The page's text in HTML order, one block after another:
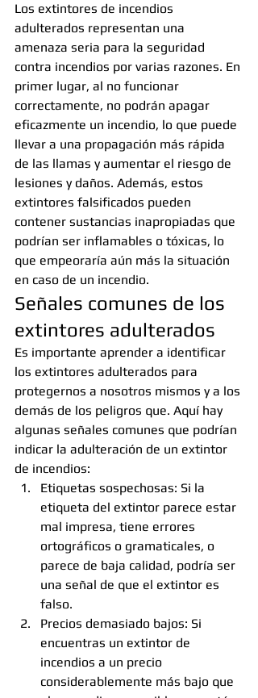
Los extintores de incendios
adulterados representan una
amenaza seria para la seguridad
contra incendios por varias razones. En
primer lugar, al no funcionar
correctamente, no podrán apagar
eficazmente un incendio, lo que puede
llevar a una propagación más rápida
de las llamas y aumentar el riesgo de
lesiones y daños. Además, estos
extintores falsificados pueden
contener sustancias inapropiadas que
podrían ser inflamables o tóxicas, lo
que empeoraría aún más la situación
en caso de un incendio.
Señales comunes de los
extintores adulterados
Es importante aprender a identificar
los extintores adulterados para
protegernos a nosotros mismos y a los
demás de los peligros que. Aquí hay
algunas señales comunes que podrían
indicar la adulteración de un extintor
de incendios:
Etiquetas sospechosas: Si la
etiqueta del extintor parece estar
mal impresa, tiene errores
ortográficos o gramaticales, o
parece de baja calidad, podría ser
una señal de que el extintor es
falso.
Precios demasiado bajos: Si
encuentras un extintor de
incendios a un precio
considerablemente más bajo que